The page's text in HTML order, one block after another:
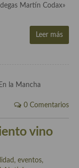
Martín Codax»
Leer más
0 Comentarios
vino
eventos,